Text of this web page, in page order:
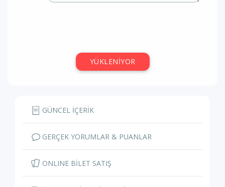
YÜKLENİYOR
GÜNCEL İÇERİK
GERÇEK YORUMLAR & PUANLAR
ONLINE BİLET SATIŞ